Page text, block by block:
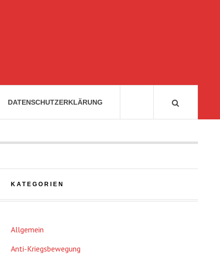
DATENSCHUTZERKLÄRUNG
KATEGORIEN
Allgemein
Anti-Kriegsbewegung